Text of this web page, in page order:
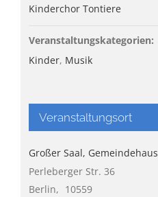
Kinderchor Tontiere
Veranstaltungskategorien:
Kinder, Musik
Veranstaltungsort
Großer Saal, Gemeindehaus
Perleberger Str. 36
Berlin, 10559